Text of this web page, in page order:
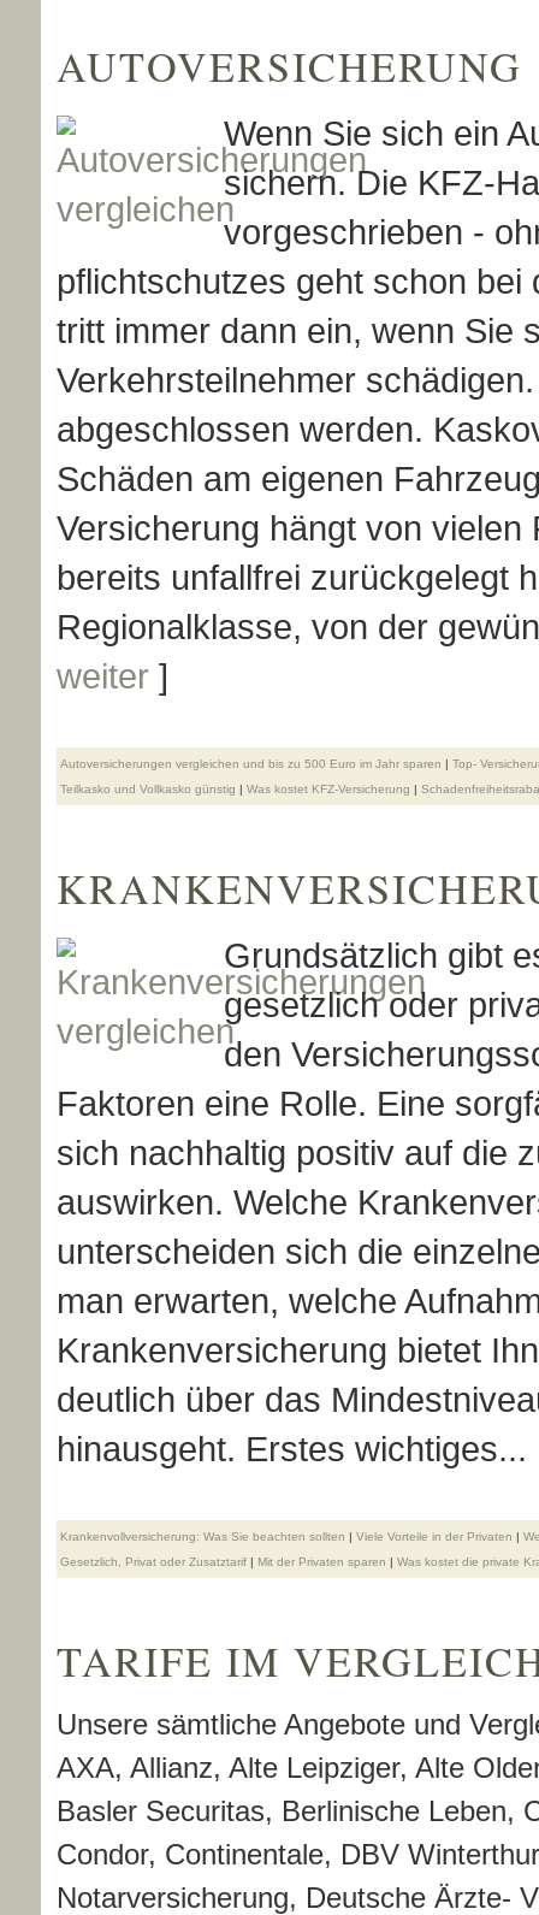
AUTO­VER­SI­CHE­RUNG
Wenn Sie sich ein
sichern. Die KFZ-
vorgeschrieben -
pflichtschutzes geht schon
tritt immer dann ein, wenn Sie
Verkehrsteilnehmer
abgeschlossen werden.
Schäden am eigenen
Versicherung hängt von
bereits unfallfrei zurückgelegt
Regionalklasse, von der
weiter ]
Auto­ver­si­che­rungen ver­gleichen und bis zu 500 Euro im Jahr sparen | Top-
Teilkasko und Vollkasko günstig | Was kostet KFZ-Versicherung |
Grundsätzlich gibt
gesetzlich oder
den
Faktoren eine Rolle. Eine
sich nachhaltig positiv auf die
auswirken. Welche
unterscheiden sich die
man erwarten, welche
Kranken­ver­si­che­rung bietet
deutlich über das
hinausgeht. Erstes
Krankenvollversicherung: Was Sie beachten sollten | Viele Vorteile in der Privaten |
Gesetzlich, Privat oder Zusatztarif | Mit der Privaten sparen | Was kostet die private
TARIFE IM
Unsere sämtliche Angebote und
AXA, Allianz, Alte Leipziger, Alte
Basler Securitas, Berlinische Leben,
Condor, Continentale, DBV
Notarversicherung, Deutsche Ärzte-